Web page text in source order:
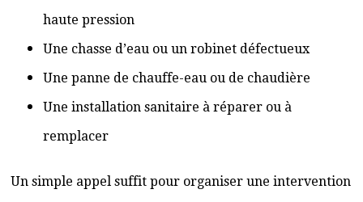
haute pression
Une chasse d’eau ou un robinet défectueux
Une panne de chauffe-eau ou de chaudière
Une installation sanitaire à réparer ou à
remplacer
Un simple appel suffit pour organiser une intervention